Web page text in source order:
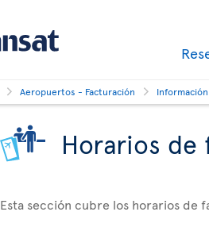
Aeropuertos - Facturación
Horarios
Esta sección cubre los horarios de